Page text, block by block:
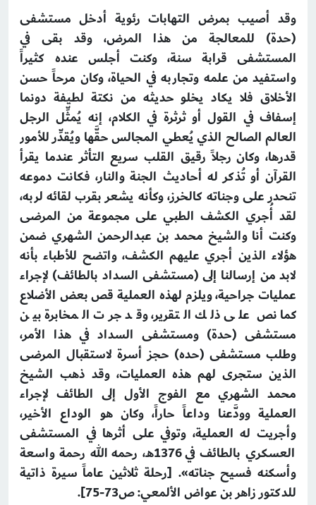
وقد أصيب بمرض التهابات رئوية أدخل مستشفى
(حدة) للمعالجة من هذا المرض، وقد بقى في
المستشفى قرابة سنة، وكنت أجلس عنده كثيراً
واستفيد من علمه وتجاربه في الحياة، وكان مرحاً حسن
الأخلاق فلا يكاد يخلو حديثه من نكتة لطيفة دونما
إسفاف في القول أو ثرثرة في الكلام، إنه يُمثِّل الرجل
العالم الصالح الذي يُعطي المجالس حقَّها ويُقدِّر للأمور
قدرها، وكان رجلاً رقيق القلب سريع التأثر عندما يقرأ
القرآن أو تُذكر له أحاديث الجنة والنار، فكانت دموعه
تنحدر على وجناته كالخرز، وكأنه يشعر بقرب لقائه لربه،
لقد أُجري الكشف الطبي على مجموعة من المرضى
وكنت أنا والشيخ محمد بن عبدالرحمن الشهري ضمن
هؤلاء الذين أجري عليهم الكشف، واتضح للأطباء بأنه
لابد من إرسالنا إلى (مستشفى السداد بالطائف) لإجراء
عمليات جراحية، ويلزم لهذه العملية قص بعض الأضلاع
كما نص على ذلك التقرير، وقد جرت المخابرة بين
مستشفى (حدة) ومستشفى السداد في هذا الأمر،
وطلب مستشفى (حده) حجز أسرة لاستقبال المرضى
الذين ستجرى لهم هذه العمليات، وقد ذهب الشيخ
محمد الشهري مع الفوج الأول إلى الطائف لإجراء
العملية وودَّعنا وداعاً حاراً، وكان هو الوداع الأخير،
وأجريت له العملية، وتوفي على أثرها في المستشفى
العسكري بالطائف في 1376هـ، رحمه الله رحمة واسعة
وأسكنه فسيح جناته». [رحلة ثلاثين عاماً سيرة ذاتية
للدكتور زاهر بن عواض الألمعي: ص73-75].